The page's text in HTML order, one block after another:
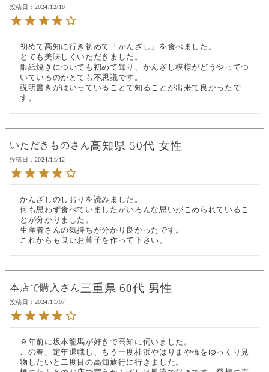
投稿日 2024/12/18
初めて高知に行き初めて「かんざし」を食べました。
とても美味しくいただきました。
銀紙焼きについても初めて知り、かんざし模様がどうやってつ
いているのかとても不思議です。
説明書きがはいっていることで知ることが出来て良かったで
す。
いただきもの 高知県 50代 女性
投稿日 2024/11/12
かんざしのしおりを読みました。
何も思わず食べていましたがいろんな思いがこめられているこ
とが分かりました。
生産者さんの気持ちが分かり良かったです。
これからも良いお菓子を作って下さい。
本店で購入 三重県 60代 男性
投稿日 2024/11/07
９年前に坂本龍馬が好きで高知に伺いました。
この春、定年退職し、もう一度桂浜やはりまや橋をゆっくり見
物したいと二度目の高知旅行に行きました。